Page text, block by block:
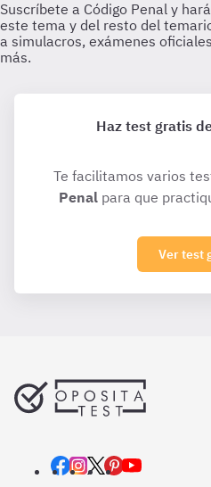
Haz test gratis
Te facilitamos varios
Penalpara que
Ver test